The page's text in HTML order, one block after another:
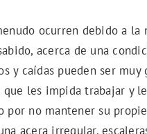
ocurren debido a
acerca de una
y caídas pueden ser muy
les impida trabajar y
no mantener su
acera irregular,